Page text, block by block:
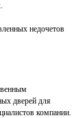
недочетов
дверей для
компании.